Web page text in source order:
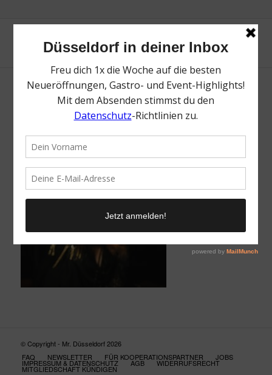
© Copyright - Mr. Düsseldorf 2026
FAQ
NEWSLETTER FÜR KOOPERATIONSPARTNER JOBS
IMPRESSUM & DATENSCHUTZ AGB WIDERRUFSRECHT
MITGLIEDSCHAFT KÜNDIGEN